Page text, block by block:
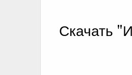
Скачать